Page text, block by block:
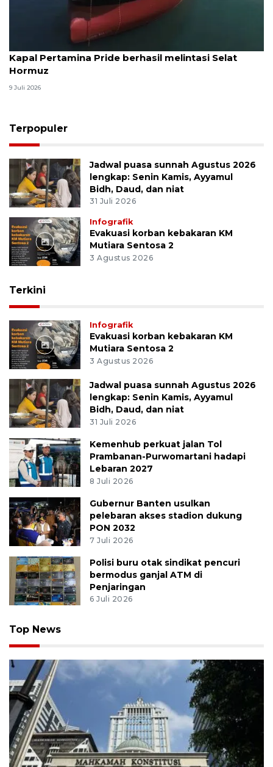
Kapal Pertamina Pride berhasil melintasi Selat
Hormuz
9 Juli 2026
Terpopuler
Jadwal puasa sunnah Agustus 2026
lengkap: Senin Kamis, Ayyamul
Bidh, Daud, dan niat
31 Juli 2026
Infografik
Evakuasi korban kebakaran KM
Mutiara Sentosa 2
3 Agustus 2026
Terkini
Infografik
Evakuasi korban kebakaran KM
Mutiara Sentosa 2
3 Agustus 2026
Jadwal puasa sunnah Agustus 2026
lengkap: Senin Kamis, Ayyamul
Bidh, Daud, dan niat
31 Juli 2026
Kemenhub perkuat jalan Tol
Prambanan-Purwomartani hadapi
Lebaran 2027
8 Juli 2026
Gubernur Banten usulkan
pelebaran akses stadion dukung
PON 2032
7 Juli 2026
Polisi buru otak sindikat pencuri
bermodus ganjal ATM di
Penjaringan
6 Juli 2026
Top News